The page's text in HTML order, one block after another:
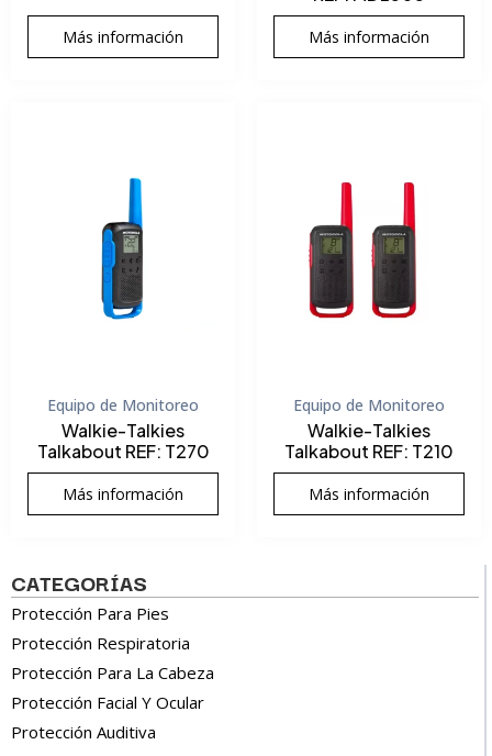
CATEGORÍAS
Protección Para Pies
Protección Respiratoria
Protección Para La Cabeza
Protección Facial Y Ocular
Protección Auditiva
Más información Más información
Equipo de Monitoreo
Walkie-Talkies
Talkabout REF: T270
Más información
Equipo de Monitoreo
Walkie-Talkies
Talkabout REF: T210
Más información